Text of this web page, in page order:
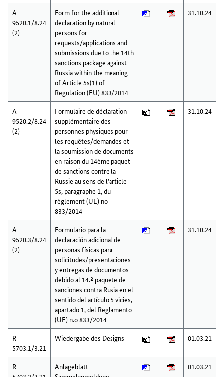
A
9520.1/8.24
(2)
Form for the additional
declaration by natural
persons for
requests/applications and
submissions due to the 14th
sanctions package against
Russia within the meaning
of Article 5s(1) of
Regulation (EU) 833/2014
31.10.24
A
9520.2/8.24
(2)
Formulaire de déclaration
supplémentaire des
personnes physiques pour
les requêtes/demandes et
la soumission de documents
en raison du 14ème paquet
de sanctions contre la
Russie au sens de l’article
5s, paragraphe 1, du
règlement (UE) no
833/2014
31.10.24
A
9520.3/8.24
(2)
Formulario para la
declaración adicional de
personas físicas para
solicitudes/presentaciones
y entregas de documentos
debido al 14.º paquete de
sanciones contra Rusia en el
sentido del artículo 5 vicies,
apartado 1, del Reglamento
(UE) n.o 833/2014
31.10.24
R
5703.1/3.21
Wiedergabe des Designs 01.03.21
R
Anlageblatt
01.03.21